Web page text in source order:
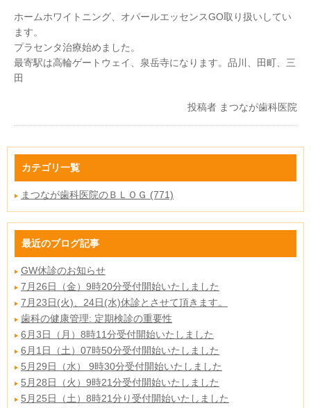
ホームホワイトニング、オパールエッセンスGO取り扱いしてい
ます。
プラセンタ治療始めました。
最寄駅は高輪ゲートウェイ、泉岳寺になります。品川、田町、三
田
投稿者 まつなが歯科医院
カテゴリ一覧
まつなが歯科医院のＢＬＯＧ (771)
最近のブログ記事
GW休診のお知らせ
7月26日（金）9時20分受付開始いたしました
7月23日(火)、24日(水)休診とさせて頂きます。
歯科の健康管理: 定期検診の重要性
6月3日（月）8時11分受付開始いたしました
6月1日（土）07時50分受付開始いたしました
5月29日（水） 9時30分受付開始いたしました
5月28日（火）9時21分受付開始いたしました
5月25日（土）8時21分り受付開始いたしました